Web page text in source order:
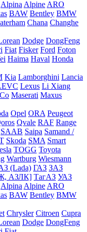
Alpina Alpine ARO
BAW Bentley BMW
Chana Changhe
Dodge DongFeng
Fiat Fisker Ford Foton
Haima Haval Honda
Kia Lamborghini Lancia
Lexus Li Xiang
Maserati Maxus
Opel ORA Peugeot
Qvale RAF Range
SAAB Saipa Samand /
Skoda SMA Smart
TOGG Toyota
Wartburg Wiesmann
(Lada) ГАЗ ЗАЗ
АЗЛК] ТагАЗ УАЗ
Alpina Alpine ARO
BAW Bentley BMW
Chrysler Citroen Cupra
Dodge DongFeng